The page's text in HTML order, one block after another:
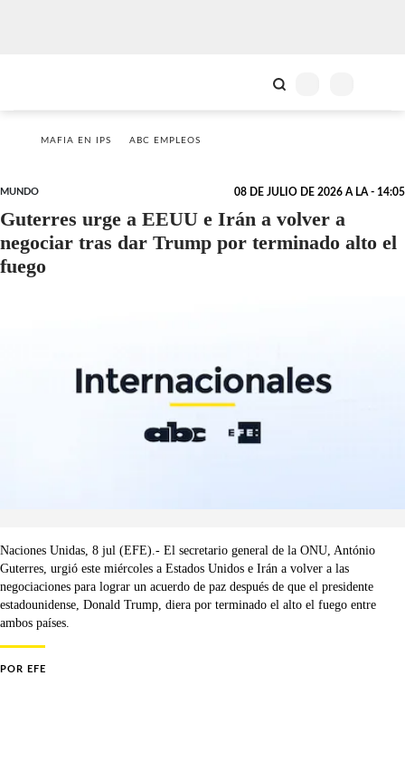
MAFIA EN IPS ABC EMPLEOS
MUNDO 08 DE JULIO DE 2026 A LA - 14:05
Guterres urge a EEUU e Irán a volver a
negociar tras dar Trump por terminado alto el
fuego
Naciones Unidas, 8 jul (EFE).- El secretario general de la ONU, António
Guterres, urgió este miércoles a Estados Unidos e Irán a volver a las
negociaciones para lograr un acuerdo de paz después de que el presidente
estadounidense, Donald Trump, diera por terminado el alto el fuego entre
ambos países.
POR EFE